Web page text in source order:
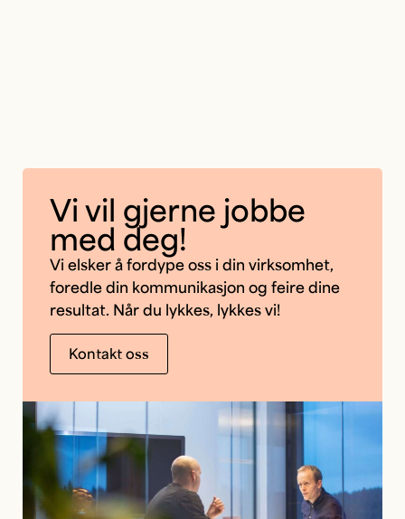
Vi vil gjerne jobbe
med deg!
Vi elsker å fordype oss i din virksomhet,
foredle din kommunikasjon og feire dine
resultat. Når du lykkes, lykkes vi!
Kontakt oss